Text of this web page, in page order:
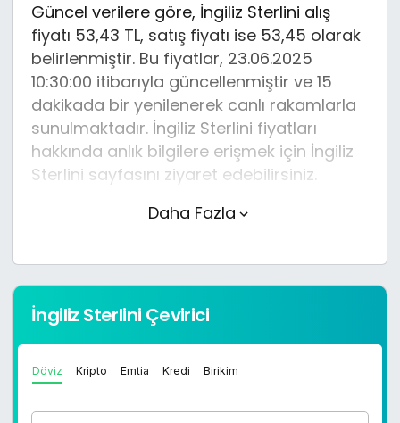
Güncel verilere göre, İngiliz Sterlini alış
fiyatı 53,43 TL, satış fiyatı ise 53,45 olarak
belirlenmiştir. Bu fiyatlar, 23.06.2025
10:30:00 itibarıyla güncellenmiştir ve 15
dakikada bir yenilenerek canlı rakamlarla
sunulmaktadır. İngiliz Sterlini fiyatları
hakkında anlık bilgilere erişmek için İngiliz
Sterlini sayfasını ziyaret edebilirsiniz.
İngiliz Sterlini (TL) fiyatı bugün
fiyatından işlem görmektedir ve 24 saatlik
yaklaşık işlem hacmi 0. Fiyatı son 24
saatte 0,060000 değişim göstermiştir..
İngiliz Sterlini hesaplama işlemleri için,
sayfanın üstünde yer alan çevirici aracını
Daha Fazla
İngiliz Sterlini Çevirici
Döviz Kripto Emtia Kredi Birikim